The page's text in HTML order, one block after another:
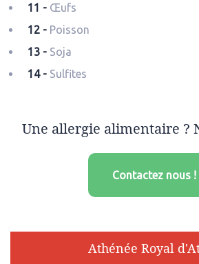
11 - Œufs
12 - Poisson
13 - Soja
14 - Sulfites
Une allergie alimentaire ?
Contactez nous !
Athénée Royal